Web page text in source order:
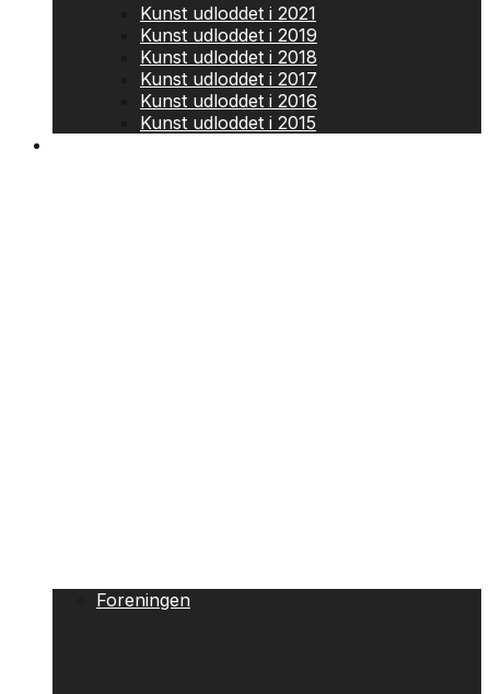
Kunst udloddet i 2021
Kunst udloddet i 2019
Kunst udloddet i 2018
Kunst udloddet i 2017
Kunst udloddet i 2016
Kunst udloddet i 2015
Foreningen